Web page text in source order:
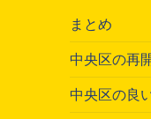
まとめ
中央区の再
中央区の良